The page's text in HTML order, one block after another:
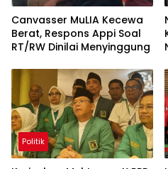
Canvasser MuLIA Kecewa
Berat, Respons Appi Soal
RT/RW Dinilai Menyinggung
Politik